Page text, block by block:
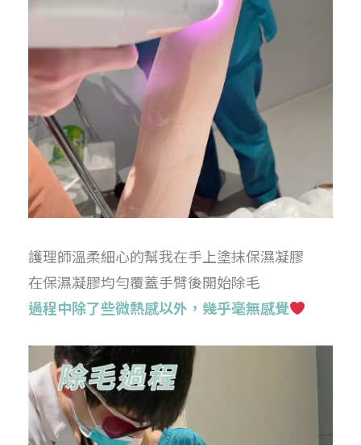
護理師溫柔細心的幫我在手上塗抹保濕凝膠
在保濕凝膠均勻覆蓋手臂後開始除毛
過程中除了些微熱感以外，幾乎毫無感覺